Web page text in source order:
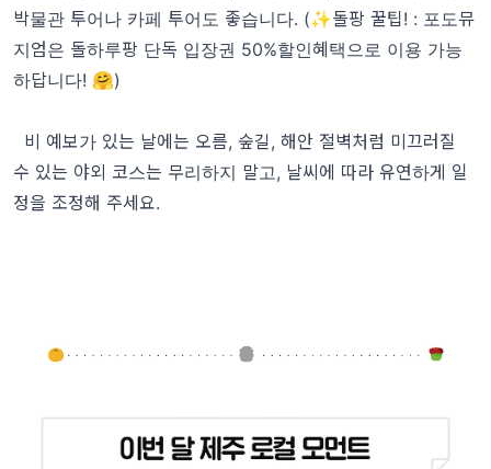
박물관 투어나 카페 투어도 좋습니다. (✨돌팡 꿀팁! : 포도뮤
지엄은 돌하루팡 단독 입장권 50%할인혜택으로 이용 가능
하답니다! 🤗)
비 예보가 있는 날에는 오름, 숲길, 해안 절벽처럼 미끄러질
수 있는 야외 코스는 무리하지 말고, 날씨에 따라 유연하게 일
정을 조정해 주세요.